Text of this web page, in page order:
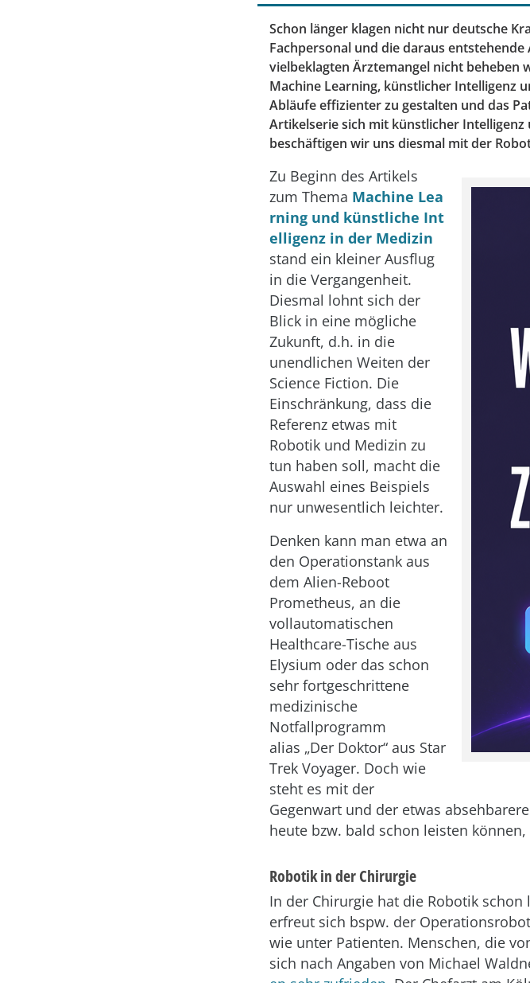
Schon länger klagen nicht nur deutsche
Fachpersonal und die daraus
vielbeklagten Ärztemangel nicht beheben
Machine Learning, künstlicher Intelligenz
Abläufe effizienter zu gestalten und das
Artikelserie sich mit künstlicher
beschäftigen wir uns diesmal mit der
Zu Beginn des Artikels
zum Thema Machine Lea
rning und künstliche Int
elligenz in der Medizin
stand ein kleiner Ausflug
in die Vergangenheit.
Diesmal lohnt sich der
Blick in eine mögliche
Zukunft, d.h. in die
unendlichen Weiten der
Science Fiction. Die
Einschränkung, dass die
Referenz etwas mit
Robotik und Medizin zu
tun haben soll, macht die
Auswahl eines Beispiels
nur unwesentlich leichter.
Denken kann man etwa an
den Operationstank aus
dem Alien-Reboot
Prometheus, an die
vollautomatischen
Healthcare-Tische aus
Elysium oder das schon
sehr fortgeschrittene
medizinische
Notfallprogramm
alias „Der Doktor“ aus Star
Trek Voyager. Doch wie
steht es mit der
Gegenwart und der etwas
heute bzw. bald schon leisten
Robotik in der Chirurgie
In der Chirurgie hat die Robotik schon
erfreut sich bspw. der
wie unter Patienten. Menschen, die
sich nach Angaben von Michael